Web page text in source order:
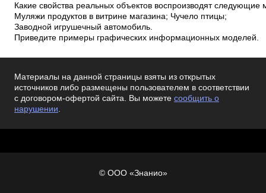
Какие свойства реальных объектов воспроизводят следующие
Муляжи продуктов в витрине магазина; Чучело птицы;
Заводной игрушечный автомобиль.
Приведите примеры графических информационных моделей.
Материалы на данной страницы взяты из открытых
источников либо размещены пользователем в соответствии
с договором-офертой сайта. Вы можете сообщить о
нарушении.
© ООО «Знанио»